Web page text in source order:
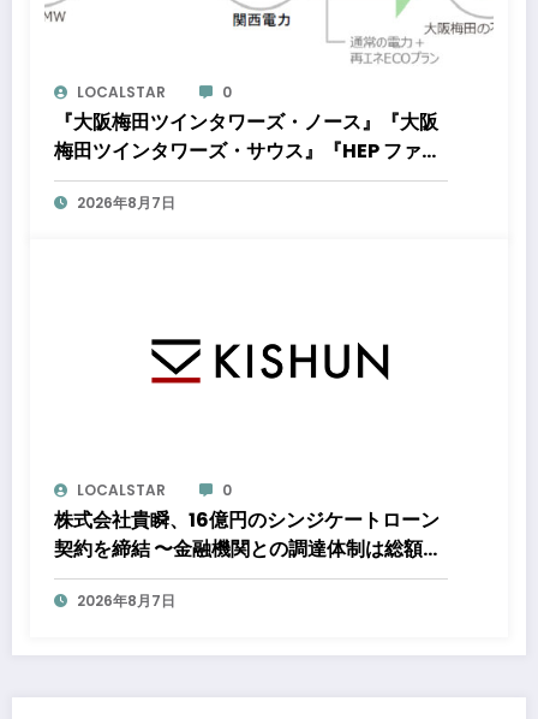
LOCALSTAR 0
『大阪梅田ツインタワーズ・ノース』『大阪
梅田ツインタワーズ・サウス』『HEP ファイ
ブ』において8月下旬から「オフサイト型コ
ーポレートPPA」による再生可能エネルギー
2026年8月7日
LOCALSTAR 0
株式会社貴瞬、16億円のシンジケートローン
契約を締結 〜金融機関との調達体制は総額約
80億円規模へ。DX・海外展開をはじめとし
た成長投資を加速～
2026年8月7日